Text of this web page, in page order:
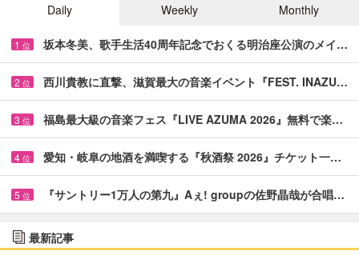
Daily
Weekly Monthly
1 位 坂本冬美、歌手生活40周年記念でおくる明治座公演のメイ…
2 位 西川貴教に直撃、滋賀最大の音楽イベント『FEST. INAZU…
3 位 福島最大級の音楽フェス『LIVE AZUMA 2026』無料で楽…
4 位 愛知・岐阜の地酒を満喫する『秋酒祭 2026』チケット一…
5 位 『サントリー1万人の第九』Aぇ! groupの佐野晶哉が合唱…
最新記事